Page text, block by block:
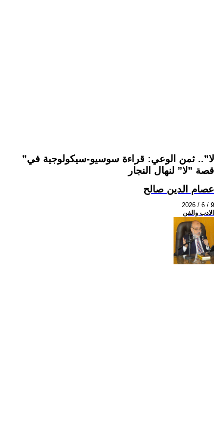
”لا”.. ثمن الوعي: قراءة سوسيو-سيكولوجية في
قصة ”لا” لنهال النجار
عصام الدين صالح
2026 / 6 / 9
الادب والفن